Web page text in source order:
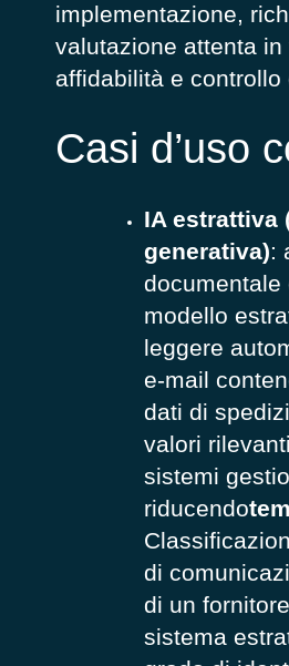
implementazione,
valutazione attenta in
affidabilità e controllo
Casi d’uso
IA estrattiva
generativa):
documentale
modello
leggere
e-mail
dati di
valori
sistemi
riducendo
di
di un
sistema